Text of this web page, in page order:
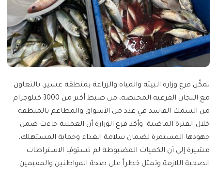
تمكّن فرع وزارة البيئة والمياه والزراعة بمنطقة عسير، بالتعاون
مع اللجان الفرعية المختصة، من ضبط أكثر من 3000 كيلوجرام
من السمك الفاسد في عدد من الأسواق والمطاعم بالمنطقة
خلال الفترة الماضية. وأكد فرع الوزارة أن العملية جاءت ضمن
جهودها المستمرة لضمان سلامة الغذاء وحماية المستهلك،
مشيرة إلى أن الكميات المضبوطة لم تستوفِ الاشتراطات
الصحية اللازمة وتمثل خطراً على صحة المواطنين والمقيمين.